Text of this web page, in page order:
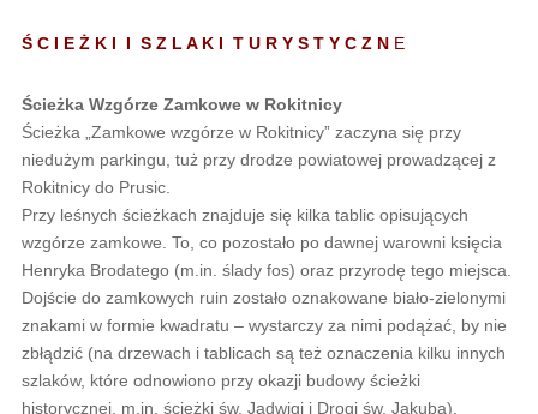
Ś C I E Ż K I I S Z L A K I T U R Y S T Y C Z NE
Ścieżka Wzgórze Zamkowe w Rokitnicy
Ścieżka „Zamkowe wzgórze w Rokitnicy” zaczyna się przy
niedużym parkingu, tuż przy drodze powiatowej prowadzącej z
Rokitnicy do Prusic.
Przy leśnych ścieżkach znajduje się kilka tablic opisujących
wzgórze zamkowe. To, co pozostało po dawnej warowni księcia
Henryka Brodatego (m.in. ślady fos) oraz przyrodę tego miejsca.
Dojście do zamkowych ruin zostało oznakowane biało-zielonymi
znakami w formie kwadratu – wystarczy za nimi podążać, by nie
zbłądzić (na drzewach i tablicach są też oznaczenia kilku innych
szlaków, które odnowiono przy okazji budowy ścieżki
historycznej, m.in. ścieżki św. Jadwigi i Drogi św. Jakuba).